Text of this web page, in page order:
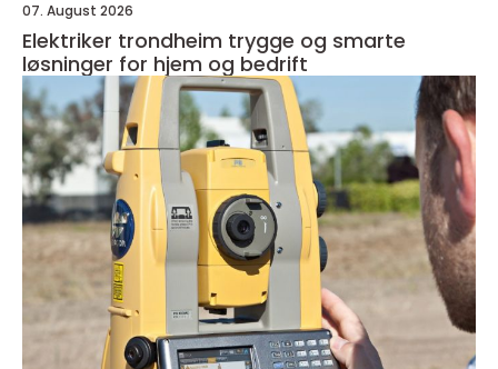
07. August 2026
Elektriker trondheim trygge og smarte
løsninger for hjem og bedrift